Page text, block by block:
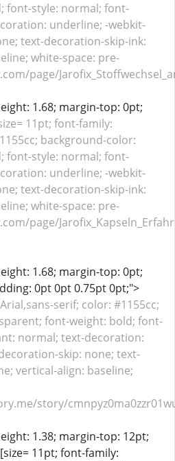
font-style: normal; font-
underline; -webkit-
text-decoration-skip-ink:
white-space: pre-
page/
1.68; margin-top: 0pt;
11pt; font-family:
background-color:
font-style: normal; font-
underline; -webkit-
text-decoration-skip-ink:
white-space: pre-
page/
1.68; margin-top: 0pt;
0pt 0pt 0.75pt 0pt;">
serif; color: #1155cc;
font-weight: bold; font-
normal; text-decoration:
skip: none; text-
vertical-align: baseline;
story/
1.38; margin-top: 12pt;
11pt; font-family: